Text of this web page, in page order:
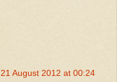
21 August 2012 at 00:24